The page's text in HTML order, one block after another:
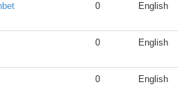
0 English
0 English
0 English